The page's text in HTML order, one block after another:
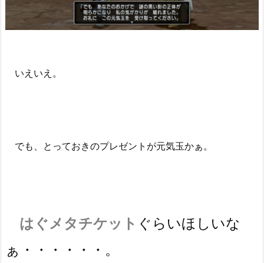
いえいえ。
でも、とっておきのプレゼントが元気玉かぁ。
はぐメタチケット ぐらいほしいな
ぁ・・・・・・。